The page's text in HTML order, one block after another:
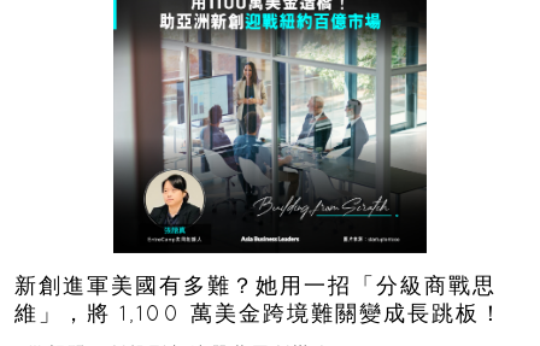
新創進軍美國有多難？她用一招「分級商戰思
維」，將 1,100 萬美金跨境難關變成長跳板！